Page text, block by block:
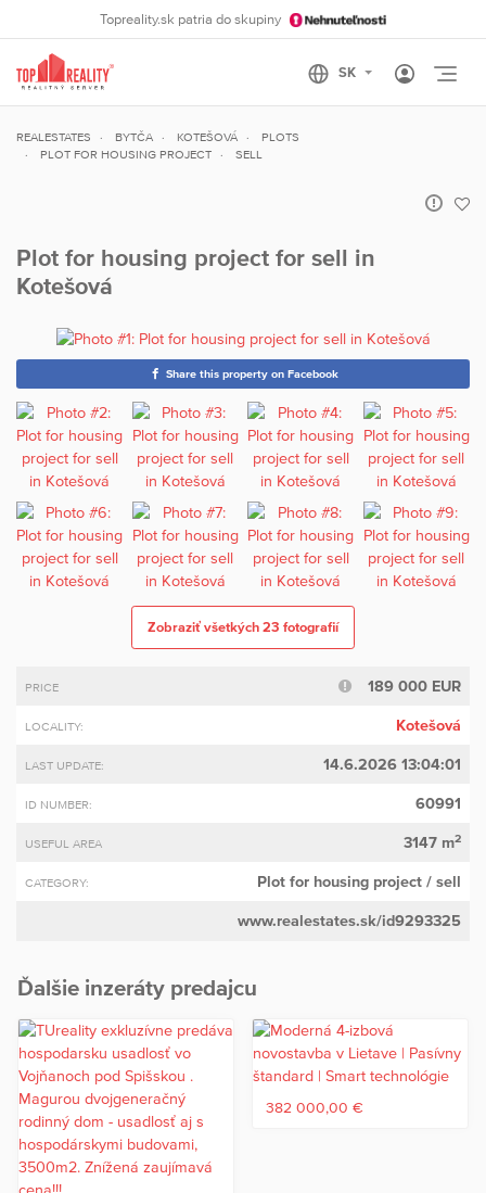
Topreality.sk patria do skupiny
REALESTATES BYTČA KOTEŠOVÁ
PLOTS
PLOT FOR HOUSING PROJECT
SELL
Plot for housing project for sell in
Kotešová
Share this property on Facebook
Zobraziť všetkých 23 fotografií
PRICE 189 000 EUR
LOCALITY: Kotešová
LAST UPDATE: 14.6.2026 13:04:01
ID NUMBER: 60991
USEFUL AREA 3147 m2
CATEGORY: Plot for housing project / sell
www.realestates.sk/id9293325
Ďalšie inzeráty predajcu
382 000,00 €